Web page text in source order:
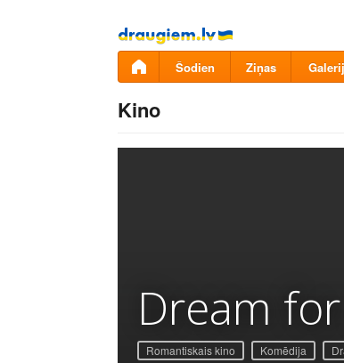
Pāriet
uz
saturu
Šodien Ziņas
Kino
Dream
Romantiskais kino Komēdija